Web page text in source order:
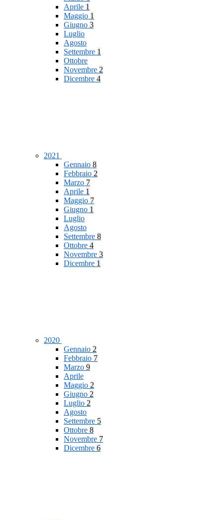
Aprile 1
Maggio 1
Giugno 3
Luglio
Agosto
Settembre 1
Ottobre
Novembre 2
Dicembre 4
2021
Gennaio 8
Febbraio 2
Marzo 7
Aprile 1
Maggio 7
Giugno 1
Luglio
Agosto
Settembre 8
Ottobre 4
Novembre 3
Dicembre 1
2020
Gennaio 2
Febbraio 7
Marzo 9
Aprile
Maggio 2
Giugno 2
Luglio 2
Agosto
Settembre 5
Ottobre 8
Novembre 7
Dicembre 6